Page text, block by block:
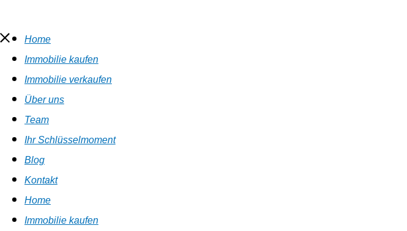
Home
Immobilie kaufen
Immobilie verkaufen
Über uns
Team
Ihr Schlüsselmoment
Blog
Kontakt
Home
Immobilie kaufen